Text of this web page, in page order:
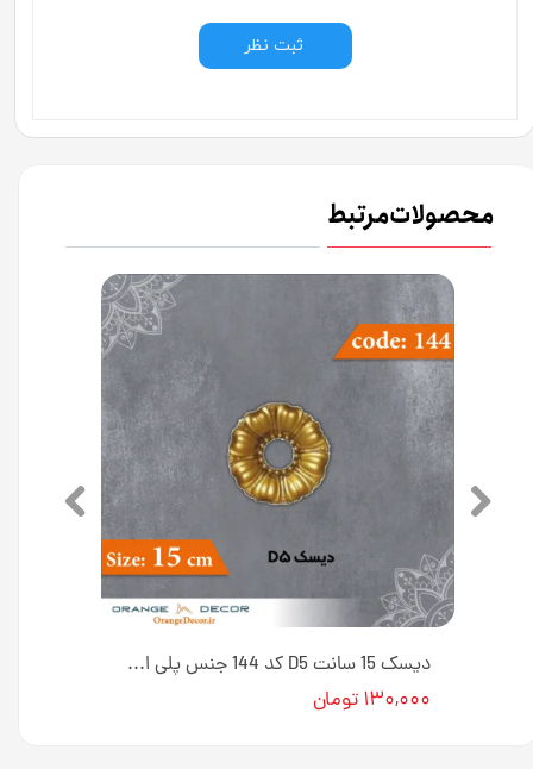
ثبت نظر
محصولات مرتبط
دیسک 15 سانت D5 کد 144 جنس پلی استایرن [انبار اصفهان]
۱۳۰,۰۰۰ تومان